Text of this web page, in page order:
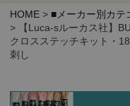
取り扱いブランドか
HOME ■メーカー別カテ
【Luca-sルーカス社】
クロスステッチキット・
刺し